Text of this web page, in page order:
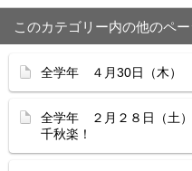
このカテゴリー内の他のペー
全学年 ４月30日（木）
全学年 ２月２８日（土）
千秋楽！